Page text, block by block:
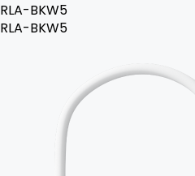
RLA-BKW5
RLA-BKW5